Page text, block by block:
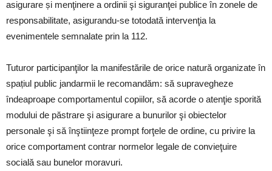
asigurare și menţinere a ordinii şi siguranţei publice în zonele de
responsabilitate, asigurandu-se totodată intervenţia la
evenimentele semnalate prin la 112.
Tuturor participanţilor la manifestările de orice natură organizate în
spațiul public jandarmii le recomandăm: să supravegheze
îndeaproape comportamentul copiilor, să acorde o atenţie sporită
modului de păstrare şi asigurare a bunurilor şi obiectelor
personale şi să înştiinţeze prompt forţele de ordine, cu privire la
orice comportament contrar normelor legale de convieţuire
socială sau bunelor moravuri.